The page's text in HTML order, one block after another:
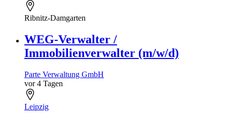
Ribnitz-Damgarten
WEG-Verwalter /
Immobilienverwalter (m/w/d)
Parte Verwaltung GmbH
vor 4 Tagen
Leipzig